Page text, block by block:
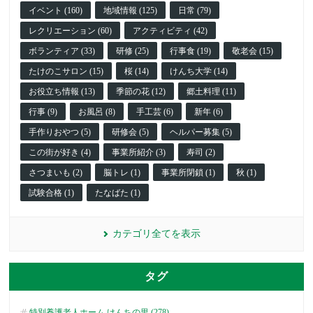
イベント (160) 地域情報 (125) 日常 (79)
レクリエーション (60) アクティビティ (42)
ボランティア (33) 研修 (25) 行事食 (19) 敬老会 (15)
たけのこサロン (15) 桜 (14) けんち大学 (14)
お役立ち情報 (13) 季節の花 (12) 郷土料理 (11)
行事 (9) お風呂 (8) 手工芸 (6) 新年 (6)
手作りおやつ (5) 研修会 (5) ヘルパー募集 (5)
この街が好き (4) 事業所紹介 (3) 寿司 (2)
さつまいも (2) 脳トレ (1) 事業所閉鎖 (1) 秋 (1)
試験合格 (1) たなばた (1)
カテゴリ全てを表示
タグ